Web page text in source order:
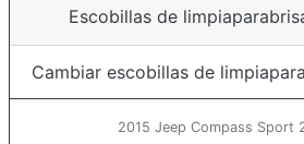
Escobillas de
Cambiar escobillas de
2015 Jeep Compass Sport